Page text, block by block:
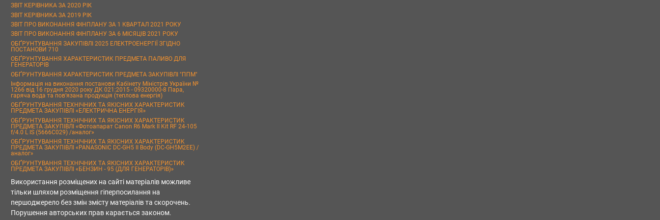
ЗВІТ КЕРІВНИКА ЗА 2020 РІК
ЗВІТ КЕРІВНИКА ЗА 2019 РІК
ЗВІТ ПРО ВИКОНАННЯ ФІНПЛАНУ ЗА 1 КВАРТАЛ 2021 РОКУ
ЗВІТ ПРО ВИКОНАННЯ ФІНПЛАНУ ЗА 6 МІСЯЦІВ 2021 РОКУ
ОБҐРУНТУВАННЯ ЗАКУПІВЛІ 2025 ЕЛЕКТРОЕНЕРГІЇ ЗГІДНО
ПОСТАНОВИ 710
ОБҐРУНТУВАННЯ ХАРАКТЕРИСТИК ПРЕДМЕТА ПАЛИВО ДЛЯ
ГЕНЕРАТОРІВ
ОБҐРУНТУВАННЯ ХАРАКТЕРИСТИК ПРЕДМЕТА ЗАКУПІВЛІ "ППМ"
Інформація на виконання постанови Кабінету Міністрів України №
1266 від 16 грудня 2020 року ДК 021:2015 - 09320000-8 Пара,
гаряча вода та пов’язана продукція (теплова енергія)
ОБҐРУНТУВАННЯ ТЕХНІЧНИХ ТА ЯКІСНИХ ХАРАКТЕРИСТИК
ПРЕДМЕТА ЗАКУПІВЛІ «ЕЛЕКТРИЧНА ЕНЕРГІЯ»
ОБҐРУНТУВАННЯ ТЕХНІЧНИХ ТА ЯКІСНИХ ХАРАКТЕРИСТИК
ПРЕДМЕТА ЗАКУПІВЛІ «Фотоапарат Canon R6 Mark II Kit RF 24-105
f/4.0 L IS (5666C029) /аналог»
ОБҐРУНТУВАННЯ ТЕХНІЧНИХ ТА ЯКІСНИХ ХАРАКТЕРИСТИК
ПРЕДМЕТА ЗАКУПІВЛІ «PANASONIC DC-GH5 II Body (DC-GH5M2EE) /
аналог»
ОБҐРУНТУВАННЯ ТЕХНІЧНИХ ТА ЯКІСНИХ ХАРАКТЕРИСТИК
ПРЕДМЕТА ЗАКУПІВЛІ «БЕНЗИН - 95 (ДЛЯ ГЕНЕРАТОРІВ)»
Використання розміщених на сайті матеріалів можливе
тільки шляхом розміщення гіперпосилання на
першоджерело без змін змісту матеріалів та скорочень.
Порушення авторських прав карається законом.